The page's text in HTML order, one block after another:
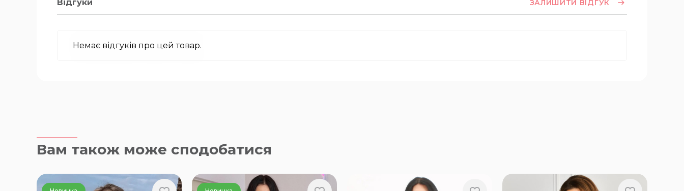
Відгуки ЗАЛИШИТИ ВІДГУК
Немає відгуків про цей товар.
Вам також може сподобатися